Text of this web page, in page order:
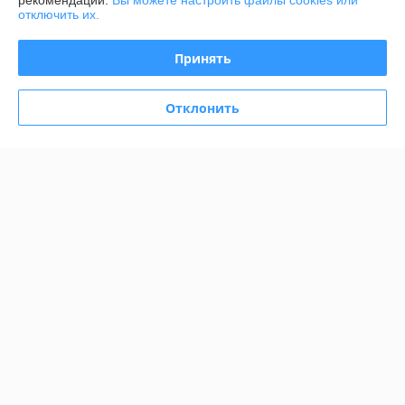
О нас
Контакты
Доставка и оплата
отключить их.
Принять
Отклонить